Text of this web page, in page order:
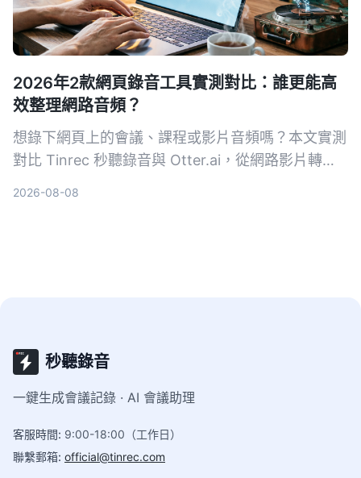
2026年2款網頁錄音工具實測對比：誰更能高
效整理網路音頻？
想錄下網頁上的會議、課程或影片音頻嗎？本文實測
對比 Tinrec 秒聽錄音與 Otter.ai，從網路影片轉
2026-08-08
秒聽錄音
一鍵生成會議記錄 · AI 會議助理
客服時間: 9:00-18:00（工作日）
聯繫郵箱: official@tinrec.com